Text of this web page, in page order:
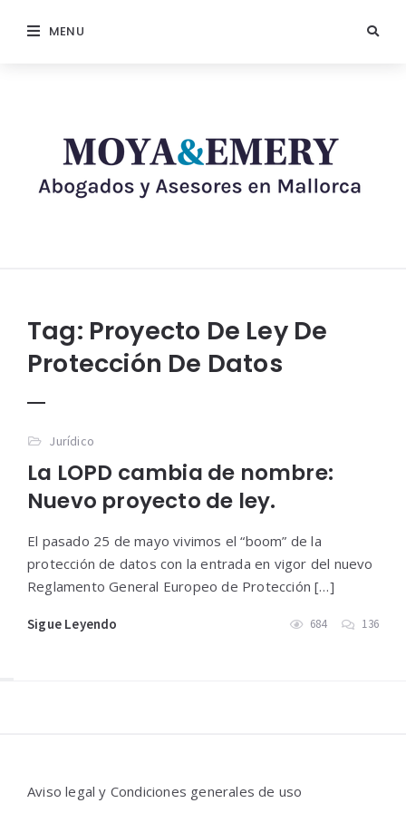
MENU
Tag: Proyecto De Ley De
Protección De Datos
Jurídico
La LOPD cambia de nombre:
Nuevo proyecto de ley.
El pasado 25 de mayo vivimos el “boom” de la
protección de datos con la entrada en vigor del nuevo
Reglamento General Europeo de Protección […]
Sigue Leyendo 684 136
Aviso legal y Condiciones generales de uso